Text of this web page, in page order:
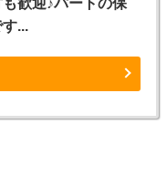
歓迎♪パートの保
...